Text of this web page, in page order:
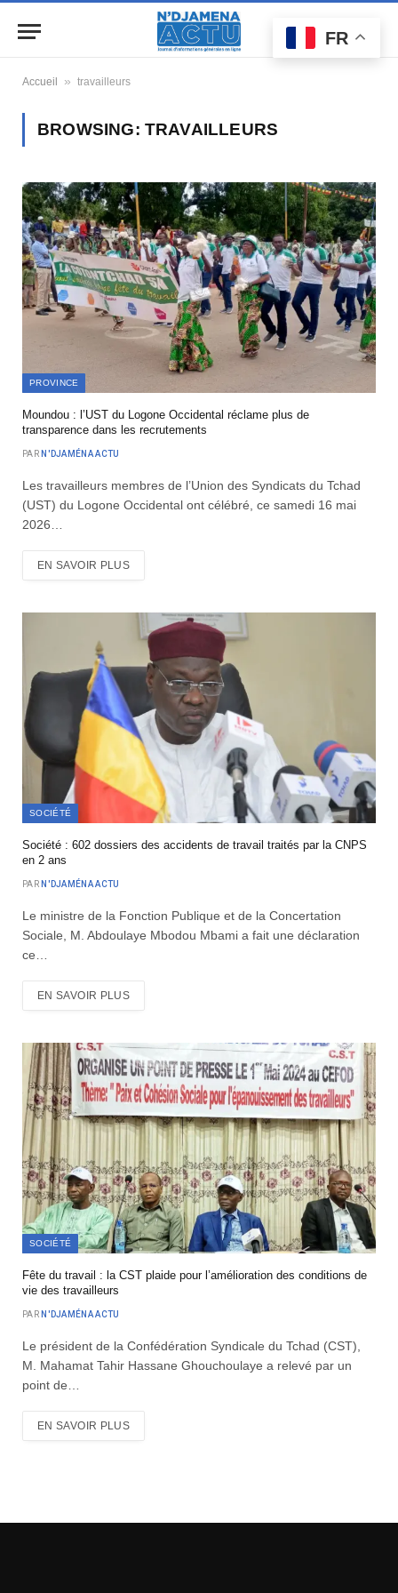
Accueil » travailleurs
BROWSING: TRAVAILLEURS
PROVINCE
Moundou : l’UST du Logone Occidental réclame plus de
transparence dans les recrutements
PAR N'DJAMÉNA ACTU
Les travailleurs membres de l’Union des Syndicats du Tchad
(UST) du Logone Occidental ont célébré, ce samedi 16 mai
2026…
EN SAVOIR PLUS
SOCIÉTÉ
Société : 602 dossiers des accidents de travail traités par la CNPS
en 2 ans
PAR N'DJAMÉNA ACTU
Le ministre de la Fonction Publique et de la Concertation
Sociale, M. Abdoulaye Mbodou Mbami a fait une déclaration
ce…
EN SAVOIR PLUS
SOCIÉTÉ
Fête du travail : la CST plaide pour l’amélioration des conditions de
vie des travailleurs
PAR N'DJAMÉNA ACTU
Le président de la Confédération Syndicale du Tchad (CST),
M. Mahamat Tahir Hassane Ghouchoulaye a relevé par un
point de…
EN SAVOIR PLUS
FR